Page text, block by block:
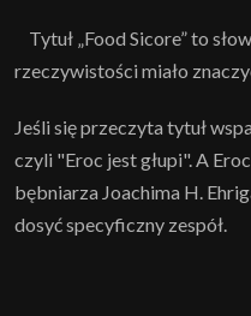
Tytuł „Food Sicore” to
rzeczywistości miało
Jeśli się przeczyta tytuł
czyli "Eroc jest głupi". A
bębniarza Joachima H.
dosyć specyficzny zespół.